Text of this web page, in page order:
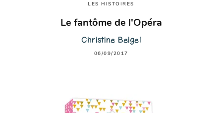
LES HISTOIRES
Le fantôme de l'Opéra
Christine Beigel
06/09/2017